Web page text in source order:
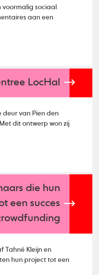
voormalig sociaal
aan een
LocHal
deur van Pien den
die hun
een succes
Tahné Kleijn en
hun project tot een